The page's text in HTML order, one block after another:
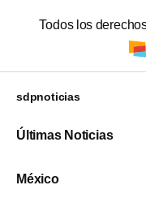
Todos los
sdpnoticias
Últimas Noticias
México